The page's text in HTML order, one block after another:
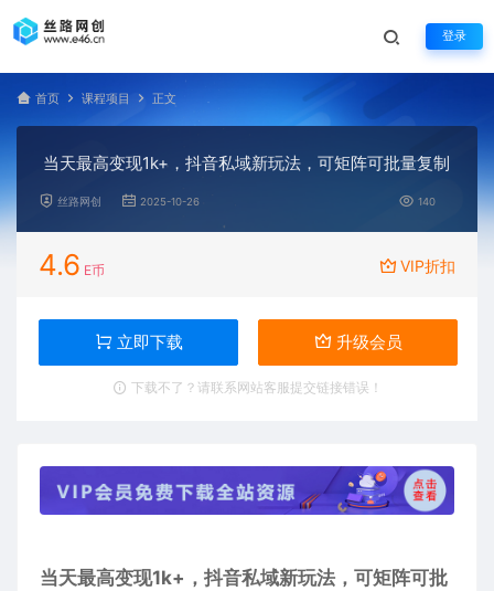
登录
首页 课程项目 正文
当天最高变现1k+，抖音私域新玩法，可矩阵可批量复制
丝路网创 2025-10-26 140
4.6 E币 VIP折扣
立即下载 升级会员
下载不了？请联系网站客服提交链接错误！
当天最高变现1k+，抖音私域新玩法，可矩阵可批